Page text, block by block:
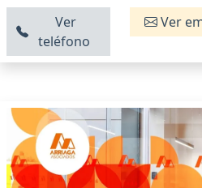
Ver
teléfono
Ver